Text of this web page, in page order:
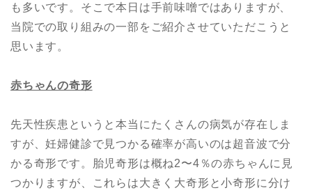
も多いです。そこで本日は手前味噌ではありますが、
当院での取り組みの一部をご紹介させていただこうと
思います。
赤ちゃんの奇形
先天性疾患というと本当にたくさんの病気が存在しま
すが、妊婦健診で見つかる確率が高いのは超音波で分
かる奇形です。胎児奇形は概ね2〜4％の赤ちゃんに見
つかりますが、これらは大きく大奇形と小奇形に分け